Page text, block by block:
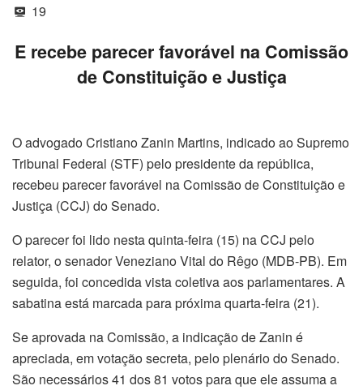
19
E recebe parecer favorável na Comissão
de Constituição e Justiça
O advogado Cristiano Zanin Martins, indicado ao Supremo
Tribunal Federal (STF) pelo presidente da república,
recebeu parecer favorável na Comissão de Constituição e
Justiça (CCJ) do Senado.
O parecer foi lido nesta quinta-feira (15) na CCJ pelo
relator, o senador Veneziano Vital do Rêgo (MDB-PB). Em
seguida, foi concedida vista coletiva aos parlamentares. A
sabatina está marcada para próxima quarta-feira (21).
Se aprovada na Comissão, a indicação de Zanin é
apreciada, em votação secreta, pelo plenário do Senado.
São necessários 41 dos 81 votos para que ele assuma a